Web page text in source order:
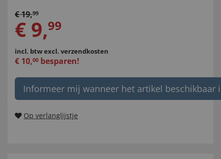
€19,99
€ 9,99
incl. btwexcl. verzendkosten
€ 10,00 besparen!
Informeer mij wanneer het artikel beschikbaar
Op verlanglijstje